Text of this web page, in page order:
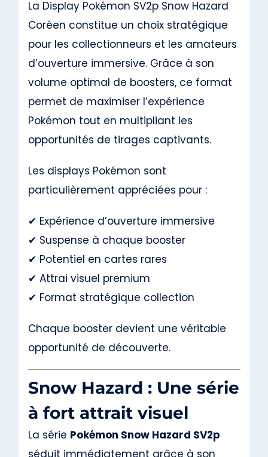
La Display Pokémon SV2p Snow Hazard
Coréen constitue un choix stratégique
pour les collectionneurs et les amateurs
d’ouverture immersive. Grâce à son
volume optimal de boosters, ce format
permet de maximiser l’expérience
Pokémon tout en multipliant les
opportunités de tirages captivants.
Les displays Pokémon sont
particulièrement appréciées pour :
✔ Expérience d’ouverture immersive
✔ Suspense à chaque booster
✔ Potentiel en cartes rares
✔ Attrai visuel premium
✔ Format stratégique collection
Chaque booster devient une véritable
opportunité de découverte.
Snow Hazard : Une série
à fort attrait visuel
La série Pokémon Snow Hazard SV2p
séduit immédiatement grâce à son